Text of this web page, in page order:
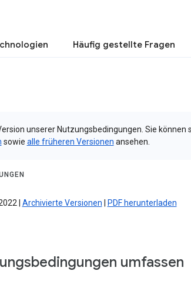
Häufig gestellte Fragen
unserer Nutzungsbedingungen. Sie können
sowie alle früheren Versionen ansehen.
| Archivierte Versionen PDF herunterladen
umfassen